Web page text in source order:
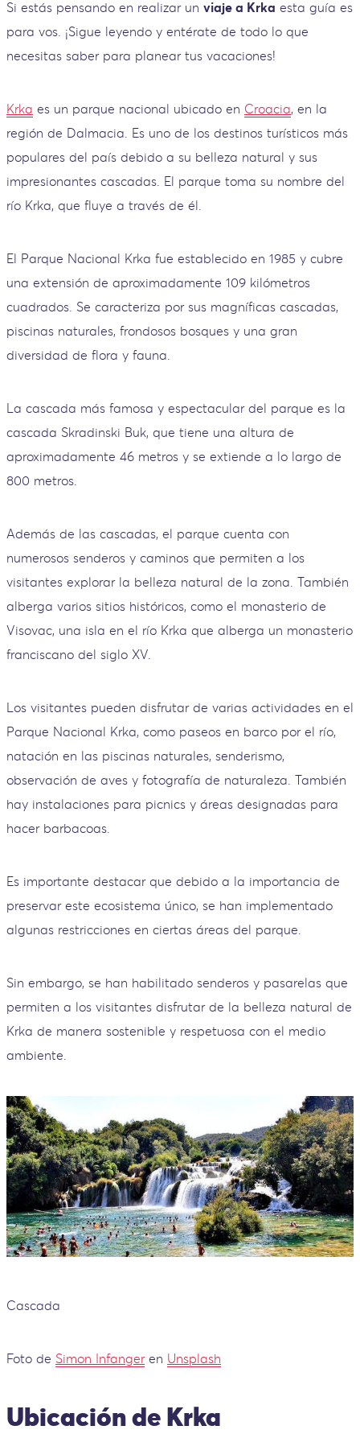
Si estás pensando en realizar un viaje a Krka esta guía es
para vos. ¡Sigue leyendo y entérate de todo lo que
necesitas saber para planear tus vacaciones!
Krka es un parque nacional ubicado en Croacia, en la
región de Dalmacia. Es uno de los destinos turísticos más
populares del país debido a su belleza natural y sus
impresionantes cascadas. El parque toma su nombre del
río Krka, que fluye a través de él.
El Parque Nacional Krka fue establecido en 1985 y cubre
una extensión de aproximadamente 109 kilómetros
cuadrados. Se caracteriza por sus magníficas cascadas,
piscinas naturales, frondosos bosques y una gran
diversidad de flora y fauna.
La cascada más famosa y espectacular del parque es la
cascada Skradinski Buk, que tiene una altura de
aproximadamente 46 metros y se extiende a lo largo de
800 metros.
Además de las cascadas, el parque cuenta con
numerosos senderos y caminos que permiten a los
visitantes explorar la belleza natural de la zona. También
alberga varios sitios históricos, como el monasterio de
Visovac, una isla en el río Krka que alberga un monasterio
franciscano del siglo XV.
Los visitantes pueden disfrutar de varias actividades en el
Parque Nacional Krka, como paseos en barco por el río,
natación en las piscinas naturales, senderismo,
observación de aves y fotografía de naturaleza. También
hay instalaciones para picnics y áreas designadas para
hacer barbacoas.
Es importante destacar que debido a la importancia de
preservar este ecosistema único, se han implementado
algunas restricciones en ciertas áreas del parque.
Sin embargo, se han habilitado senderos y pasarelas que
permiten a los visitantes disfrutar de la belleza natural de
Krka de manera sostenible y respetuosa con el medio
ambiente.
Cascada
Foto de Simon Infangeren Unsplash
Ubicación de Krka